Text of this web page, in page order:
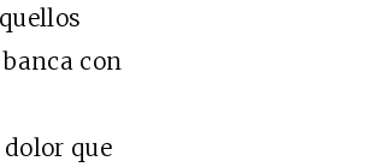
con
que